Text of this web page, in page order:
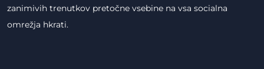
zanimivih trenutkov pretočne vsebine na vsa socialna
omrežja hkrati.